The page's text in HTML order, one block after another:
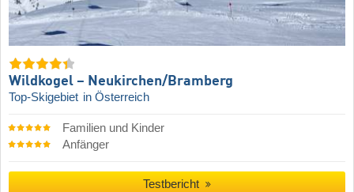
Wildkogel – Neukirchen/​Bramberg
Top-Skigebiet in Österreich
Familien und Kinder
Anfänger
Testbericht